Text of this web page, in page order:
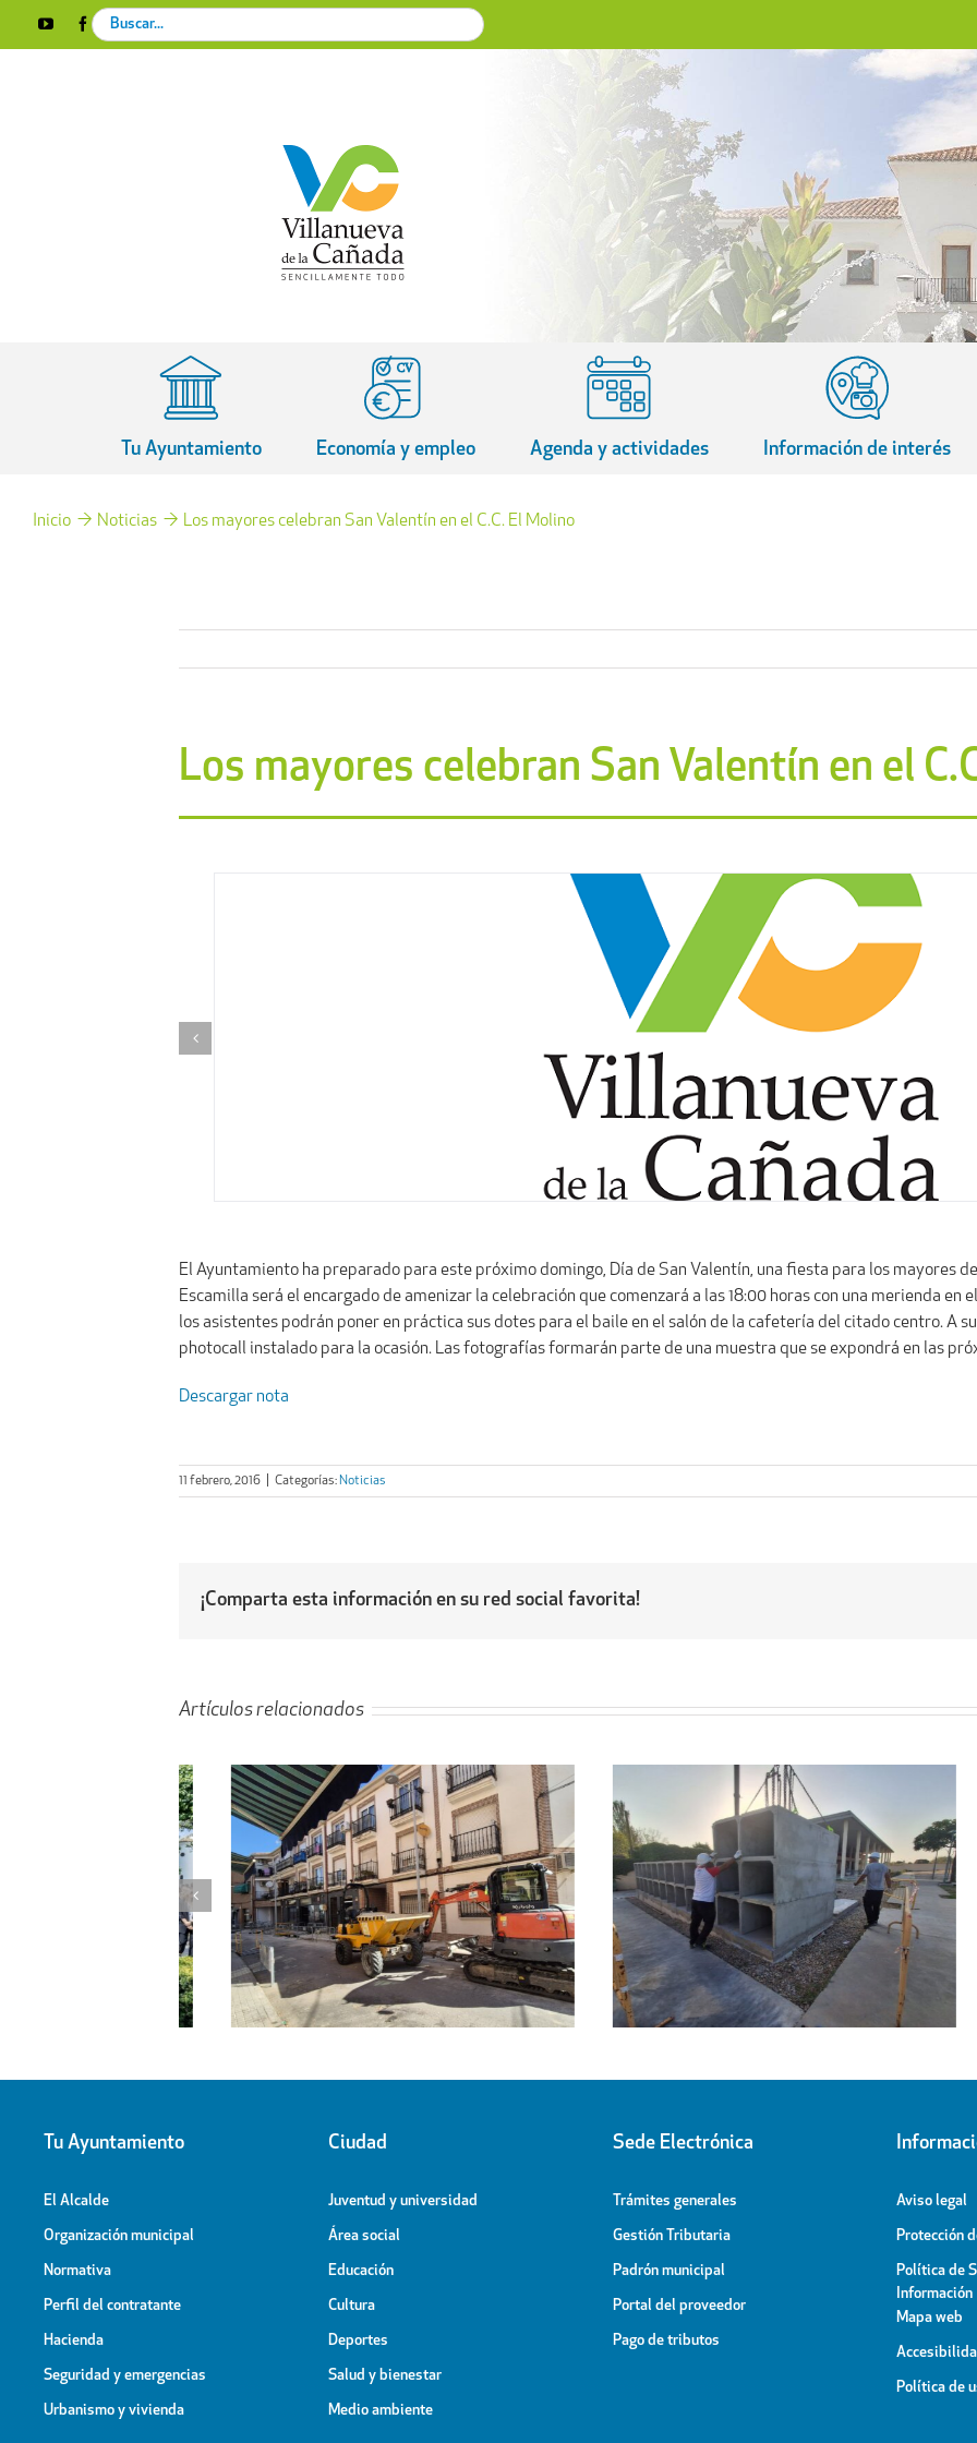
YouTubeFacebookInstagram
X
Search
for:
Tu Ayuntamiento Economía y empleo Agenda y actividades Información de interés
Inicio Noticias Los mayores celebran San Valentín en el C.C. El Molino
Los mayores celebran San Valentín en el
El Ayuntamiento ha preparado para este próximo domingo, Día de San Valentín, una fiesta para los mayores
Escamilla será el encargado de amenizar la celebración que comenzará a las 18:00 horas con una merienda en
los asistentes podrán poner en práctica sus dotes para el baile en el salón de la cafetería del citado centro. A
photocall instalado para la ocasión. Las fotografías formarán parte de una muestra que se expondrá en las
Descargar nota
11 febrero, 2016 Categorías: Noticias
¡Comparta esta información en su red social favorita!
Artículos relacionados
Obras de ampliación del
Cementerio-Tanatorio Municipal
Regresa a sus hogares el centenar
de personas acogidas en el
Pabellón Cubierto
Tu Ayuntamiento
El Alcalde
Organización municipal
Normativa
Perfil del contratante
Hacienda
Seguridad y emergencias
Urbanismo y vivienda
Ciudad
Juventud y universidad
Área social
Educación
Cultura
Deportes
Salud y bienestar
Medio ambiente
Sede Electrónica
Trámites generales
Gestión Tributaria
Padrón municipal
Portal del proveedor
Pago de tributos
Aviso legal
Protección
Política de
Información
Mapa web
Política de